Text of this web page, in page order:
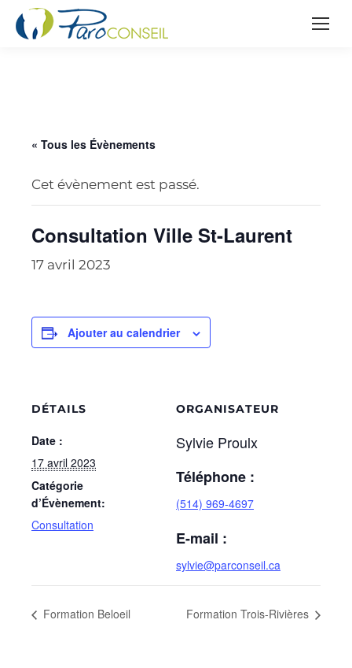
« Tous les Évènements
Cet évènement est passé.
Consultation Ville St-Laurent
17 avril 2023
Ajouter au calendrier
DÉTAILS
Date :
17 avril 2023
Catégorie
d’Évènement:
Consultation
ORGANISATEUR
Sylvie Proulx
Téléphone :
(514) 969-4697
E-mail :
sylvie@parconseil.ca
Formation Beloeil Formation Trois-Rivières